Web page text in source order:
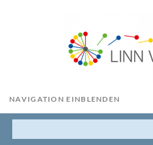
NAVIGATION EINBLENDEN